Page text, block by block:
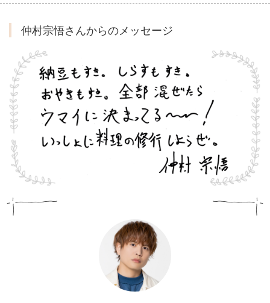
仲村宗悟さんからのメッセージ